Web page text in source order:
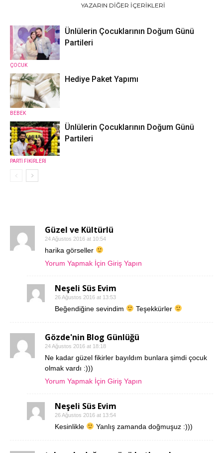
YAZARIN DIĞER İÇERIKLERI
ÇOCUK
Ünlülerin Çocuklarının Doğum Günü
Partileri
BEBEK
Hediye Paket Yapımı
PARTİ FİKİRLERİ
Ünlülerin Çocuklarının Doğum Günü
Partileri
Güzel ve Kültürlü
24 Ağustos 2016 at 10:54
harika görseller
Yorum Yapmak İçin Giriş Yapın
Neşeli Süs Evim
26 Ağustos 2016 at 13:53
Beğendiğine sevindim Teşekkürler
Gözde'nin Blog Günlüğü
24 Ağustos 2016 at 18:18
Ne kadar güzel fikirler bayıldım bunlara şimdi çocuk
olmak vardı :)))
Yorum Yapmak İçin Giriş Yapın
Neşeli Süs Evim
26 Ağustos 2016 at 13:54
Kesinlikle Yanlış zamanda doğmuşuz :)))